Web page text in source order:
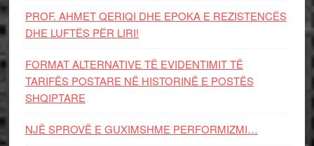
PROF. AHMET QERIQI DHE EPOKA E REZISTENCЁS
DHE LUFTЁS PЁR LIRI!
FORMAT ALTERNATIVE TË EVIDENTIMIT TË
TARIFËS POSTARE NË HISTORINË E POSTËS
SHQIPTARE
NJË SPROVË E GUXIMSHME PERFORMIZMI…